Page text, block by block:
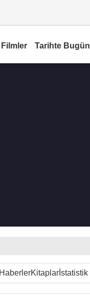
Tarihte Bugün
HaberlerKitaplarİstatistik